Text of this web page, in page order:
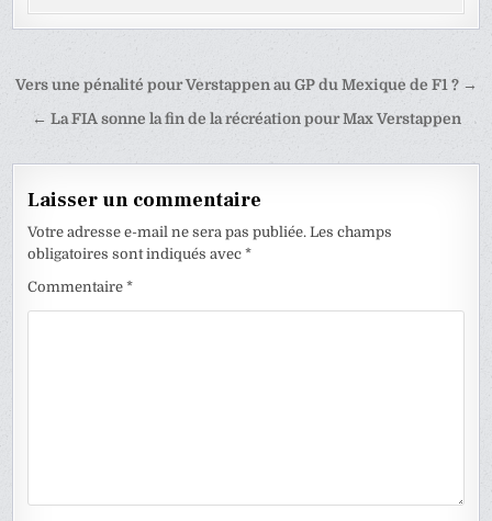
Navigation
de
Vers une pénalité pour Verstappen au GP du Mexique de F1 ? →
← La FIA sonne la fin de la récréation pour Max Verstappen
Laisser un commentaire
Votre adresse e-mail ne sera pas publiée. Les champs
obligatoires sont indiqués avec*
Commentaire*